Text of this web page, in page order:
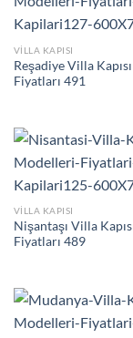
VILLA KAPISI
Reşadiye Villa
Fiyatları 491
VILLA KAPISI
Nişantaşı Villa
Fiyatları 489